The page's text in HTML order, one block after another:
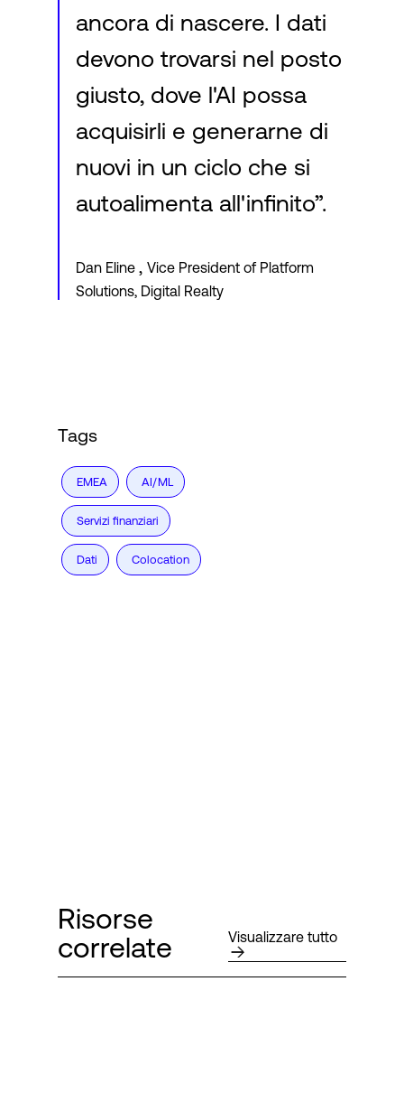
ancora di nascere. I dati
devono trovarsi nel posto
giusto, dove l'AI possa
acquisirli e generarne di
nuovi in un ciclo che si
autoalimenta all'infinito”.
Dan Eline , Vice President of Platform
Solutions, Digital Realty
Tags
EMEA AI/ML
Servizi finanziari
Dati Colocation
Risorse
correlate
Visualizzare tutto